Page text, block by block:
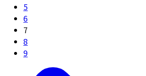
5
6
7
8
9